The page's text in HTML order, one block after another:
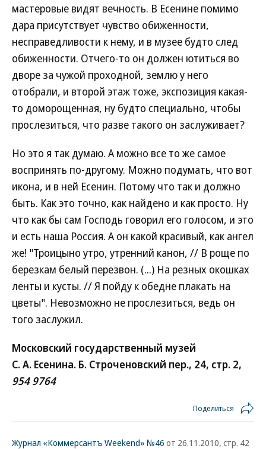
мастеровые видят вечность. В Есенине помимо
дара присутствует чувство обиженности,
несправедливости к нему, и в музее будто след
обиженности. Отчего-то он должен ютиться во
дворе за чужой проходной, землю у него
отобрали, и второй этаж тоже, экспозиция какая-
то доморощенная, ну будто специально, чтобы
прослезиться, что разве такого он заслуживает?
Но это я так думаю. А можно все то же самое
воспринять по-другому. Можно подумать, что вот
икона, и в ней Есенин. Потому что так и должно
быть. Как это точно, как найдено и как просто. Ну
что как бы сам Господь говорил его голосом, и это
и есть наша Россия. А он какой красивый, как ангел
же! "Троицыно утро, утренний канон, // В роще по
березкам белый перезвон. (...) На резных окошках
ленты и кусты. // Я пойду к обедне плакать на
цветы". Невозможно не прослезиться, ведь он
того заслужил.
Московский государственный музей
С. А. Есенина. Б. Строченовский пер., 24, стр. 2,
954 9764
Поделиться
Журнал «Коммерсантъ Weekend» №46 от 26.11.2010, стр. 42